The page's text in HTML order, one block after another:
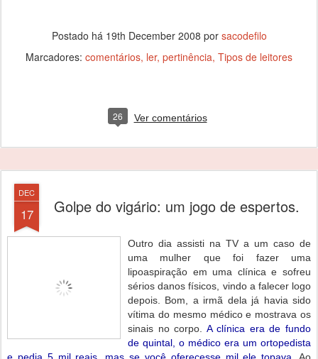
Postado há 19th December 2008 por sacodefilo
Marcadores: comentários ler pertinência Tipos de leitores
26 Ver comentários
DEC
17 Golpe do vigário: um jogo de espertos.
Outro dia assisti na TV a um caso de
uma mulher que foi fazer uma
lipoaspiração em uma clínica e sofreu
sérios danos físicos, vindo a falecer logo
depois. Bom, a irmã dela já havia sido
vítima do mesmo médico e mostrava os
sinais no corpo. A clínica era de fundo
de quintal, o médico era um ortopedista